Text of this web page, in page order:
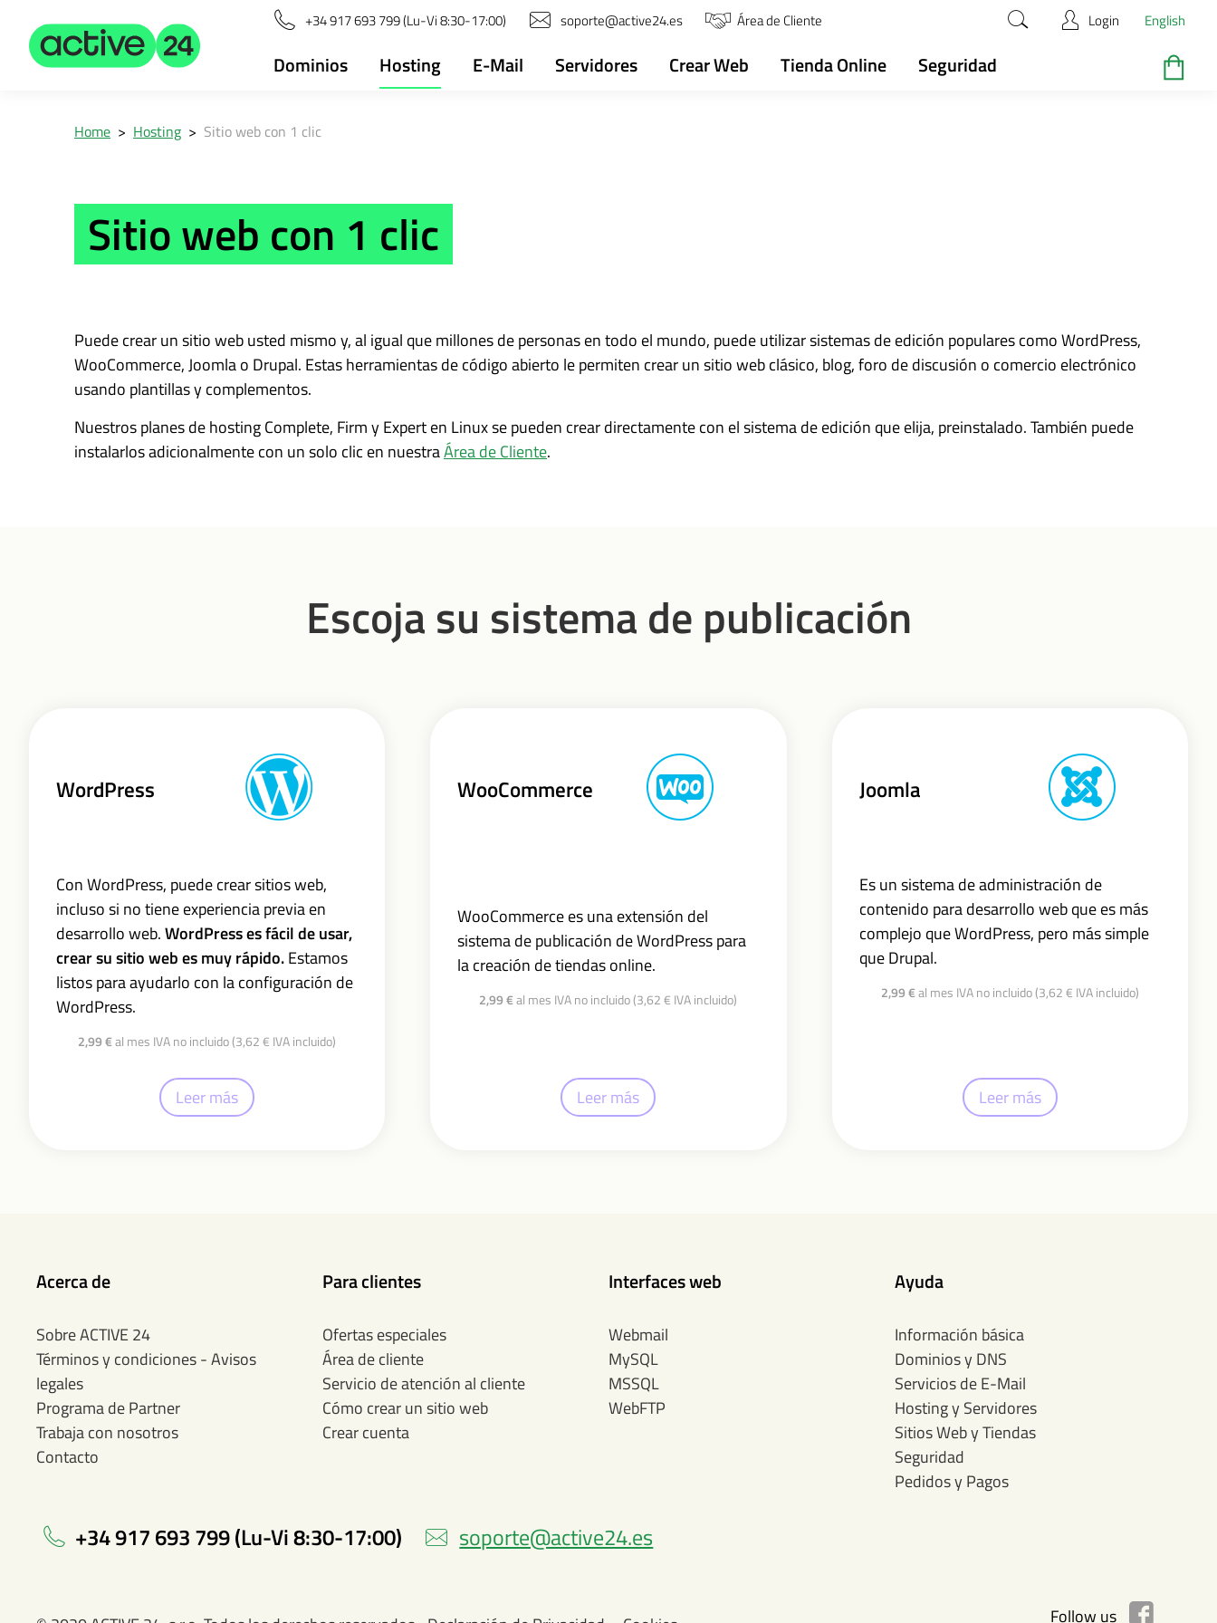
+34 917 693 799 (Lu-Vi 8:30-17:00) soporte@active24.es Área de Cliente Login English
Dominios Hosting E-Mail Servidores Crear Web Tienda Online Seguridad
Home > Hosting > Sitio web con 1 clic
Sitio web con 1 clic
Puede crear un sitio web usted mismo y, al igual que millones de personas en todo el mundo, puede utilizar sistemas de edición populares como WordPress,
WooCommerce, Joomla o Drupal. Estas herramientas de código abierto le permiten crear un sitio web clásico, blog, foro de discusión o comercio electrónico
usando plantillas y complementos.
Nuestros planes de hosting Complete, Firm y Expert en Linux se pueden crear directamente con el sistema de edición que elija, preinstalado. También puede
instalarlos adicionalmente con un solo clic en nuestraÁrea de Cliente.
Escoja su sistema de publicación
WordPress
Con WordPress, puede crear sitios web,
incluso si no tiene experiencia previa en
desarrollo web.WordPress es fácil de usar,
crear su sitio web es muy rápido.Estamos
listos para ayudarlo con la configuración de
WordPress.
2,99 €al mes IVA no incluido (3,62 € IVA incluido)
Leer más
WooCommerce
WooCommerce es una extensión del
sistema de publicación de WordPress para
la creación de tiendas online.
2,99 €al mes IVA no incluido (3,62 € IVA incluido)
Leer más
Joomla
Es un sistema de administración de
contenido para desarrollo web que es más
complejo que WordPress, pero más simple
que Drupal.
2,99 €al mes IVA no incluido (3,62 € IVA incluido)
Leer más
Acerca de
Sobre ACTIVE 24
Términos y condiciones - Avisos
legales
Programa de Partner
Trabaja con nosotros
Contacto
Para clientes
Ofertas especiales
Área de cliente
Servicio de atención al cliente
Cómo crear un sitio web
Crear cuenta
Interfaces web
Webmail
MySQL
MSSQL
WebFTP
Ayuda
Información básica
Dominios y DNS
Servicios de E-Mail
Hosting y Servidores
Sitios Web y Tiendas
Seguridad
Pedidos y Pagos
+34 917 693 799 (Lu-Vi 8:30-17:00) soporte@active24.es
Follow us